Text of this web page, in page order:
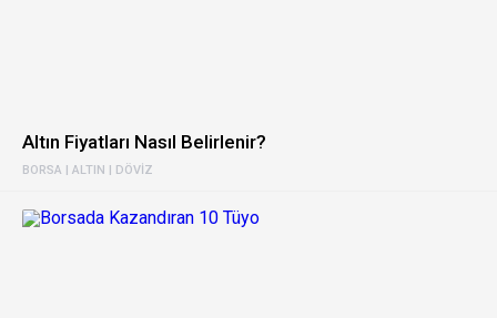
BORSA | ALTIN | DÖVIZ
Altın Fiyatları Nasıl Belirlenir?